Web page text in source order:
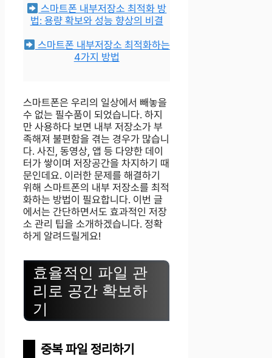
스마트폰 내부저장소 최적화 방
법: 용량 확보와 성능 향상의 비결
스마트폰 내부저장소 최적화하는
4가지 방법
스마트폰은 우리의 일상에서 빼놓을
수 없는 필수품이 되었습니다. 하지
만 사용하다 보면 내부 저장소가 부
족해져 불편함을 겪는 경우가 많습니
다. 사진, 동영상, 앱 등 다양한 데이
터가 쌓이며 저장공간을 차지하기 때
문인데요. 이러한 문제를 해결하기
위해 스마트폰의 내부 저장소를 최적
화하는 방법이 필요합니다. 이번 글
에서는 간단하면서도 효과적인 저장
소 관리 팁을 소개하겠습니다. 정확
하게 알려드릴게요!
효율적인 파일 관
리로 공간 확보하
기
중복 파일 정리하기